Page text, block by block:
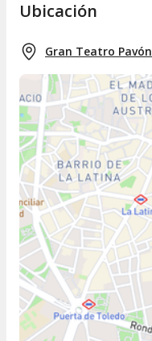
Ubicación
Gran Teatro Pavón